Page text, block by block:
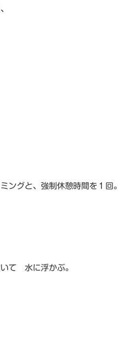
ングと、強制休憩時間を１回。
て 水に浮かぶ。